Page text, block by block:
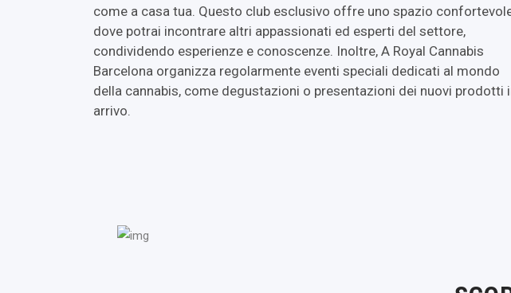
come a casa tua. Questo club esclusivo offre uno spazio
dove potrai incontrare altri appassionati ed esperti del settore,
condividendo esperienze e conoscenze. Inoltre, A Royal Cannabis
Barcelona organizza regolarmente eventi speciali dedicati al mondo
della cannabis, come degustazioni o presentazioni dei nuovi prodotti
arrivo.